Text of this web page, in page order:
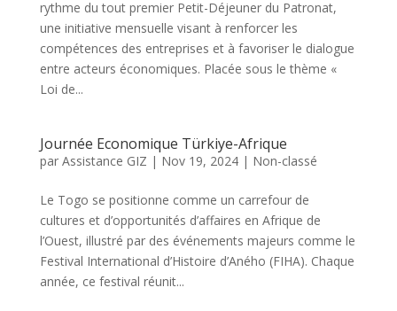
rythme du tout premier Petit-Déjeuner du Patronat,
une initiative mensuelle visant à renforcer les
compétences des entreprises et à favoriser le dialogue
entre acteurs économiques. Placée sous le thème «
Loi de...
Journée Economique Türkiye-Afrique
par Assistance GIZ | Nov 19, 2024| Non-classé
Le Togo se positionne comme un carrefour de
cultures et d’opportunités d’affaires en Afrique de
l’Ouest, illustré par des événements majeurs comme le
Festival International d’Histoire d’Aného (FIHA). Chaque
année, ce festival réunit...